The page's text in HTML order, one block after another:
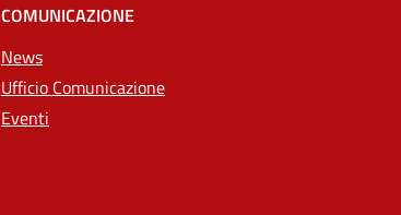
COMUNICAZIONE
News
Ufficio Comunicazione
Eventi